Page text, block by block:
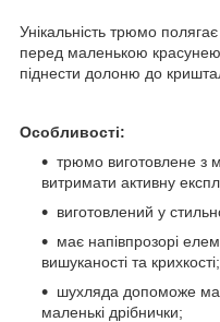
Унікальність трюмо
перед маленькою
піднести долоню до
Особливості:
трюмо виготовлене з
витримати активну
виготовлений у
має напівпрозорі
вишуканості та крихкості;
шухляда допоможе
маленькі дрібнички;